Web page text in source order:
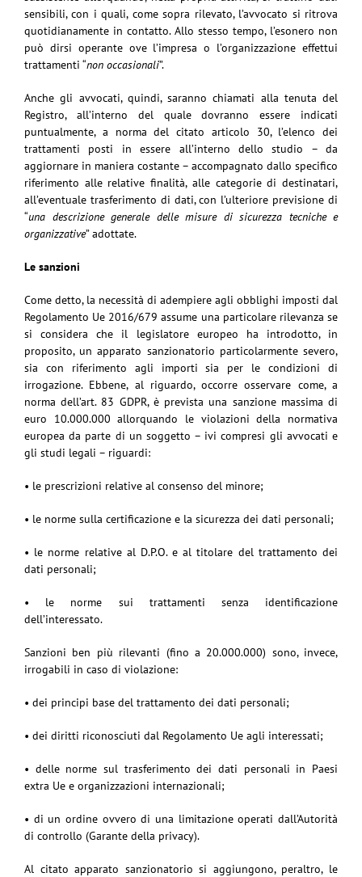
sensibili, con i quali, come sopra rilevato, l’avvocato si ritrova
quotidianamente in contatto. Allo stesso tempo, l’esonero non
può dirsi operante ove l’impresa o l’organizzazione effettui
trattamenti “non occasionali”.
Anche gli avvocati, quindi, saranno chiamati alla tenuta del
Registro, all’interno del quale dovranno essere indicati
puntualmente, a norma del citato articolo 30, l’elenco dei
trattamenti posti in essere all’interno dello studio – da
aggiornare in maniera costante – accompagnato dallo specifico
riferimento alle relative finalità, alle categorie di destinatari,
all’eventuale trasferimento di dati, con l’ulteriore previsione di
“una descrizione generale delle misure di sicurezza tecniche e
organizzative” adottate.
Le sanzioni
Come detto, la necessità di adempiere agli obblighi imposti dal
Regolamento Ue 2016/679 assume una particolare rilevanza se
si considera che il legislatore europeo ha introdotto, in
proposito, un apparato sanzionatorio particolarmente severo,
sia con riferimento agli importi sia per le condizioni di
irrogazione. Ebbene, al riguardo, occorre osservare come, a
norma dell’art. 83 GDPR, è prevista una sanzione massima di
euro 10.000.000 allorquando le violazioni della normativa
europea da parte di un soggetto – ivi compresi gli avvocati e
gli studi legali – riguardi:
• le prescrizioni relative al consenso del minore;
• le norme sulla certificazione e la sicurezza dei dati personali;
• le norme relative al D.P.O. e al titolare del trattamento dei
dati personali;
• le norme sui trattamenti senza identificazione
dell’interessato.
Sanzioni ben più rilevanti (fino a 20.000.000) sono, invece,
irrogabili in caso di violazione:
• dei principi base del trattamento dei dati personali;
• dei diritti riconosciuti dal Regolamento Ue agli interessati;
• delle norme sul trasferimento dei dati personali in Paesi
extra Ue e organizzazioni internazionali;
• di un ordine ovvero di una limitazione operati dall’Autorità
di controllo (Garante della privacy).
Al citato apparato sanzionatorio si aggiungono, peraltro, le